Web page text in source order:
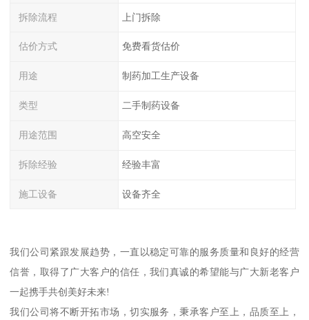
拆除流程 上门拆除
估价方式 免费看货估价
用途 制药加工生产设备
类型 二手制药设备
用途范围 高空安全
拆除经验 经验丰富
施工设备 设备齐全
我们公司紧跟发展趋势，一直以稳定可靠的服务质量和良好的经营
信誉，取得了广大客户的信任，我们真诚的希望能与广大新老客户
一起携手共创美好未来!
我们公司将不断开拓市场，切实服务，秉承客户至上，品质至上，